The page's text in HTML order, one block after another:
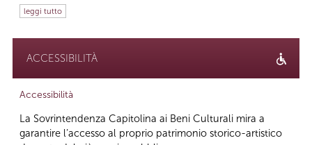
leggi tutto
ACCESSIBILITÀ
Accessibilità
La Sovrintendenza Capitolina ai Beni Culturali mira a
garantire l’accesso al proprio patrimonio storico-artistico